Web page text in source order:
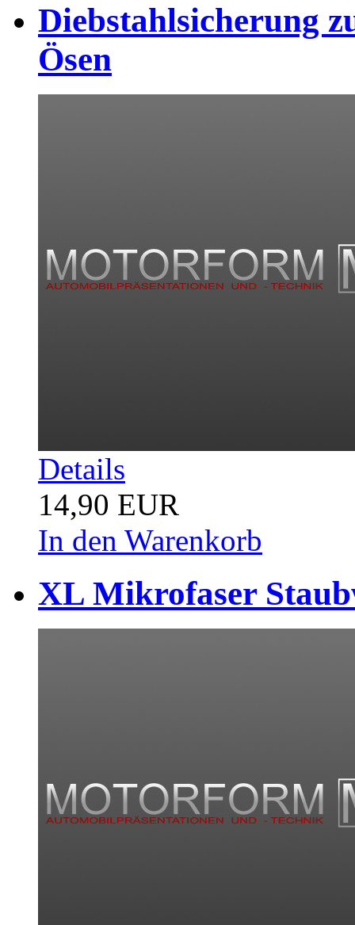
Diebstahlsicherung
Ösen
Details
14,90 EUR
In den Warenkorb
XL Mikrofaser